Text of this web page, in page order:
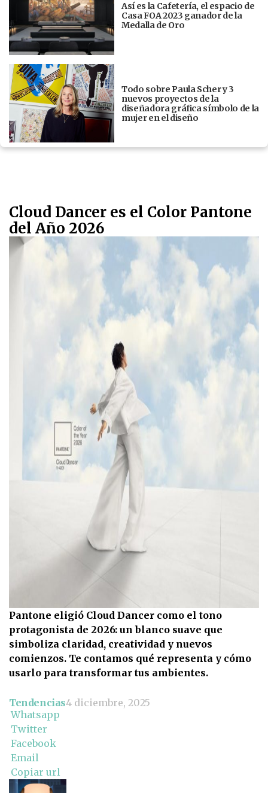
Así es la Cafetería, el espacio de
Casa FOA 2023 ganador de la
Medalla de Oro
Todo sobre Paula Scher y 3
nuevos proyectos de la
diseñadora gráfica símbolo de la
mujer en el diseño
Cloud Dancer es el Color Pantone
del Año 2026
Pantone eligió Cloud Dancer como el tono
protagonista de 2026: un blanco suave que
simboliza claridad, creatividad y nuevos
comienzos. Te contamos qué representa y cómo
usarlo para transformar tus ambientes.
Tendencias4 diciembre, 2025
Whatsapp
Twitter
Facebook
Email
Copiar url